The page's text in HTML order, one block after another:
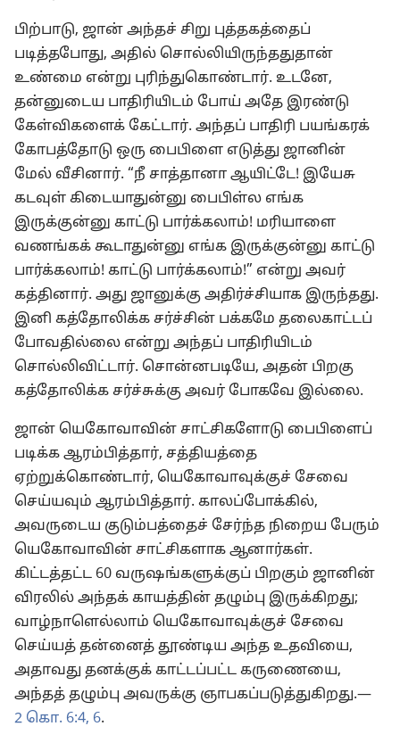
பிற்பாடு, ஜான் அந்தச் சிறு புத்தகத்தைப்
படித்தபோது, அதில் சொல்லியிருந்ததுதான்
உண்மை என்று புரிந்துகொண்டார். உடனே,
தன்னுடைய பாதிரியிடம் போய் அதே இரண்டு
கேள்விகளைக் கேட்டார். அந்தப் பாதிரி பயங்கரக்
கோபத்தோடு ஒரு பைபிளை எடுத்து ஜானின்
மேல் வீசினார். “நீ சாத்தானா ஆயிட்டே! இயேசு
கடவுள் கிடையாதுன்னு பைபிள்ல எங்க
இருக்குன்னு காட்டு பார்க்கலாம்! மரியாளை
வணங்கக் கூடாதுன்னு எங்க இருக்குன்னு காட்டு
பார்க்கலாம்! காட்டு பார்க்கலாம்!” என்று அவர்
கத்தினார். அது ஜானுக்கு அதிர்ச்சியாக இருந்தது.
இனி கத்தோலிக்க சர்ச்சின் பக்கமே தலைகாட்டப்
போவதில்லை என்று அந்தப் பாதிரியிடம்
சொல்லிவிட்டார். சொன்னபடியே, அதன் பிறகு
கத்தோலிக்க சர்ச்சுக்கு அவர் போகவே இல்லை.
ஜான் யெகோவாவின் சாட்சிகளோடு பைபிளைப்
படிக்க ஆரம்பித்தார், சத்தியத்தை
ஏற்றுக்கொண்டார், யெகோவாவுக்குச் சேவை
செய்யவும் ஆரம்பித்தார். காலப்போக்கில்,
அவருடைய குடும்பத்தைச் சேர்ந்த நிறைய பேரும்
யெகோவாவின் சாட்சிகளாக ஆனார்கள்.
கிட்டத்தட்ட 60 வருஷங்களுக்குப் பிறகும் ஜானின்
விரலில் அந்தக் காயத்தின் தழும்பு இருக்கிறது;
வாழ்நாளெல்லாம் யெகோவாவுக்குச் சேவை
செய்யத் தன்னைத் தூண்டிய அந்த உதவியை,
அதாவது தனக்குக் காட்டப்பட்ட கருணையை,
அந்தத் தழும்பு அவருக்கு ஞாபகப்படுத்துகிறது.—
2 கொ. 6:4, 6.